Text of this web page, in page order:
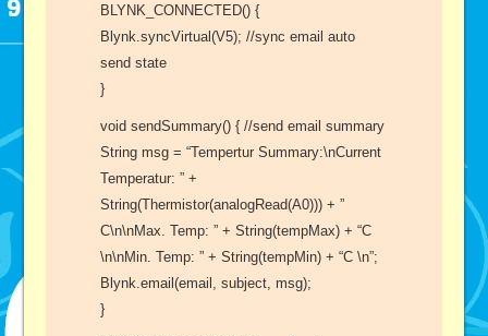
BLYNK_CONNECTED() {
Blynk.syncVirtual(V5); //sync email auto
send state
}
void sendSummary() { //send email summary
String msg = “Tempertur Summary:\nCurrent
Temperatur: ” +
String(Thermistor(analogRead(A0))) + ”
C\n\nMax. Temp: ” + String(tempMax) + “C
\n\nMin. Temp: ” + String(tempMin) + “C \n”;
Blynk.email(email, subject, msg);
}